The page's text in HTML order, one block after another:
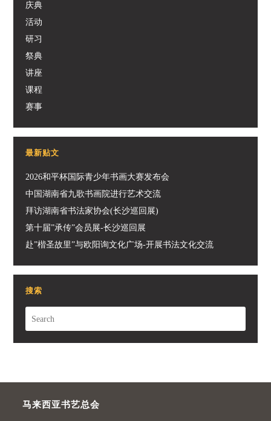
庆典
活动
研习
祭典
讲座
课程
赛事
最新贴文
2026和平杯国际青少年书画大赛发布会
中国湖南省九歌书画院进行艺术交流
拜访湖南省书法家协会(长沙巡回展)
第十届”承传”会员展-长沙巡回展
赴”楷圣故里”与欧阳询文化广场-开展书法文化交流
搜索
马来西亚书艺总会